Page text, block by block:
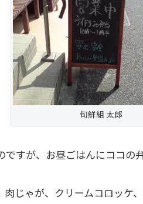
旬鮮組 太郎
すが、お昼ごはんにココの
じゃが、クリームコロッケ